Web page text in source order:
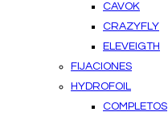
CAVOK
CRAZYFLY
ELEVEIGTH
FIJACIONES
HYDROFOIL
COMPLETOS